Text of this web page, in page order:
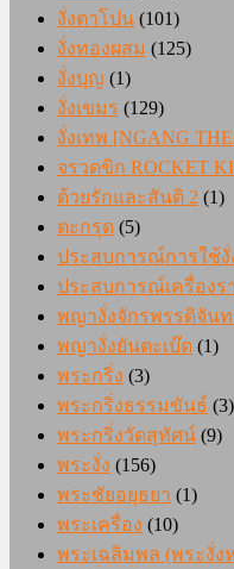
งั่งตาโปน (101)
งั่งทองผสม (125)
งั่งบุญ (1)
งั่งเขมร (129)
งั่งเทพ [NGANG
จรวดขิก ROCKET
ด้วยรักและสันติ 2 (1)
ตะกรุด (5)
ประสบการณ์การใช้งั่
ประสบการณ์เครื่องร
พญางั่งจักรพรรดิจันท
พญางั่งยันตะเบ๊ด (1)
พระกริ่ง (3)
พระกริ่งธรรมขันธ์ (3)
พระกริ่งวัดสุทัศน์ (9)
พระงั่ง (156)
พระชัยอยุธยา (1)
พระเครื่อง (10)
พระเฉลิมพล (พระงั่ง